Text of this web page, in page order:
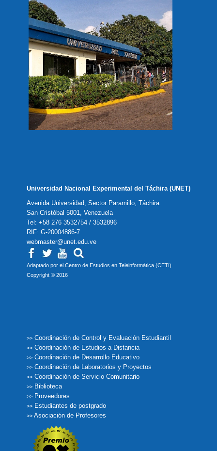
Universidad Nacional Experimental del Táchira (UNET)
Avenida Universidad, Sector Paramillo, Táchira
San Cristóbal 5001, Venezuela
Tel: +58 276 3532754 / 3532896
RIF: G-20004886-7
webmaster@unet.edu.ve
Adaptado por el Centro de Estudios en Teleinformática (CETI)
Copyright © 2016
>> Coordinación de Control y Evaluación Estudiantil
>> Coordinación de Estudios a Distancia
>> Coordinación de Desarrollo Educativo
>> Coordinación de Laboratorios y Proyectos
>> Coordinación de Servicio Comunitario
>> Biblioteca
>> Proveedores
>> Estudiantes de postgrado
>> Asociación de Profesores